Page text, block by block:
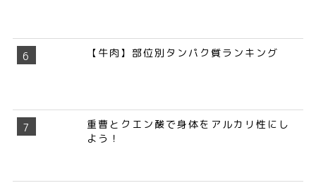
【牛肉】部位別タンパク質ランキング
重曹とクエン酸で身体をアルカリ性にし
よう！